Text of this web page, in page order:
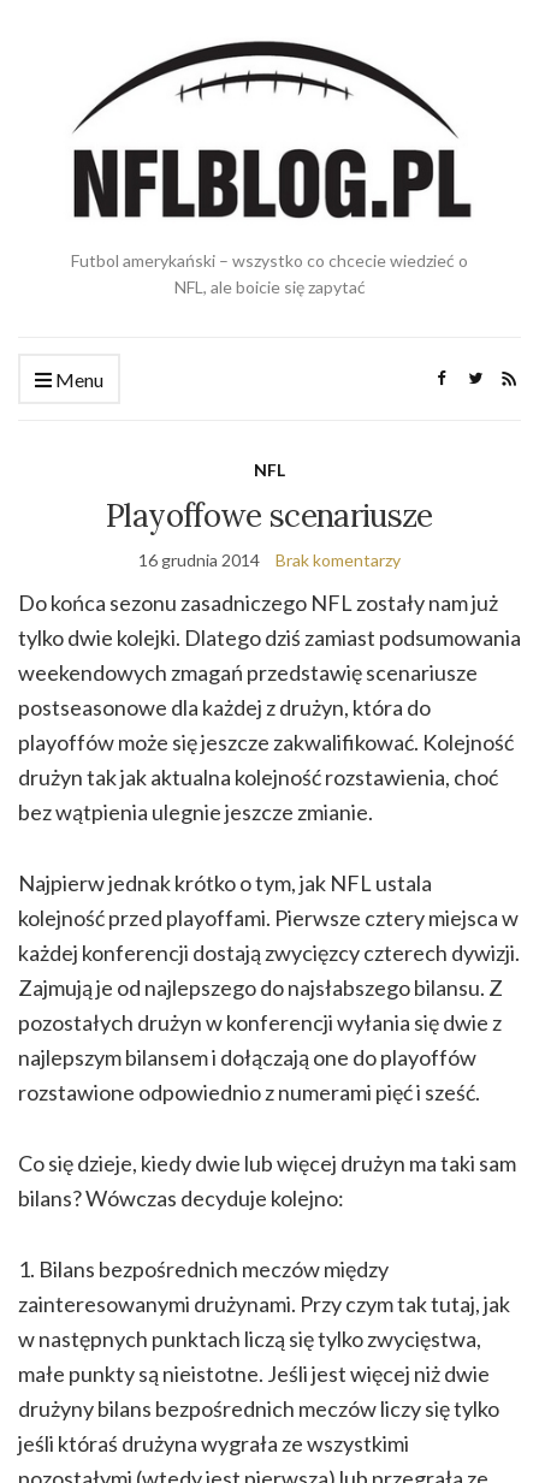
Futbol amerykański – wszystko co chcecie wiedzieć o
NFL, ale boicie się zapytać
Menu
NFL
Playoffowe scenariusze
16 grudnia 2014 Brak komentarzy
Do końca sezonu zasadniczego NFL zostały nam już
tylko dwie kolejki. Dlatego dziś zamiast podsumowania
weekendowych zmagań przedstawię scenariusze
postseasonowe dla każdej z drużyn, która do
playoffów może się jeszcze zakwalifikować. Kolejność
drużyn tak jak aktualna kolejność rozstawienia, choć
bez wątpienia ulegnie jeszcze zmianie.
Najpierw jednak krótko o tym, jak NFL ustala
kolejność przed playoffami. Pierwsze cztery miejsca w
każdej konferencji dostają zwycięzcy czterech dywizji.
Zajmują je od najlepszego do najsłabszego bilansu. Z
pozostałych drużyn w konferencji wyłania się dwie z
najlepszym bilansem i dołączają one do playoffów
rozstawione odpowiednio z numerami pięć i sześć.
Co się dzieje, kiedy dwie lub więcej drużyn ma taki sam
bilans? Wówczas decyduje kolejno:
1. Bilans bezpośrednich meczów między
zainteresowanymi drużynami. Przy czym tak tutaj, jak
w następnych punktach liczą się tylko zwycięstwa,
małe punkty są nieistotne. Jeśli jest więcej niż dwie
drużyny bilans bezpośrednich meczów liczy się tylko
jeśli któraś drużyna wygrała ze wszystkimi